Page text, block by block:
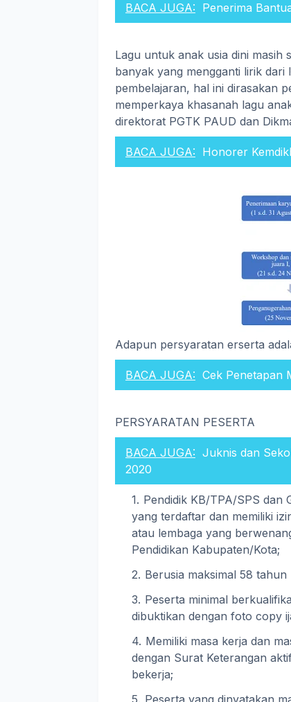
BACA JUGA: Penerima
Lagu untuk anak usia dini masih
banyak yang mengganti lirik dari
pembelajaran, hal ini dirasakan
memperkaya khasanah lagu
direktorat PGTK PAUD dan
BACA JUGA: Honorer
Adapun persyaratan erserta
BACA JUGA: Cek Penetapan
PERSYARATAN PESERTA
BACA JUGA: Juknis dan
2020
Pendidik KB/TPA/SPS dan
yang terdaftar dan memiliki
atau lembaga yang
Pendidikan Kabupaten/Kota;
Berusia maksimal 58 tahun
Peserta minimal
dibuktikan dengan foto copy
Memiliki masa kerja dan
dengan Surat Keterangan
bekerja;
Peserta yang dinyatakan